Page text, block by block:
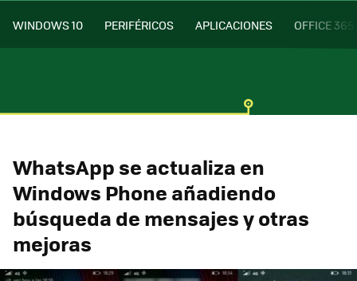
WINDOWS 10 PERIFÉRICOS APLICACIONES OFFICE 365
WhatsApp se actualiza en
Windows Phone añadiendo
búsqueda de mensajes y otras
mejoras